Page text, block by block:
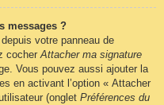
messages ?
votre panneau de
cocherAttacher ma signature
Vous pouvez aussi ajouter la
en activant l’option « Attacher
(onglet Préférences du